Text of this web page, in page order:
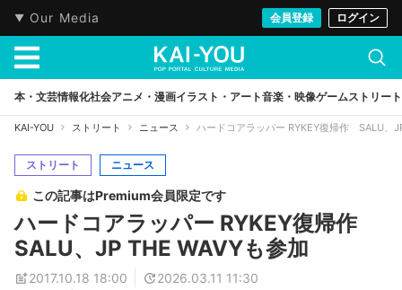
Our Media 会員登録 ログイン
本・文芸情報化社会アニメ・漫画イラスト・アート音楽・映像ゲームストリート
KAI-YOU ストリート ニュース ハードコアラッパー RYKEY復帰作 SALU、
ストリート ニュース
この記事はPremium会員限定です
ハードコアラッパー RYKEY復帰作
SALU、JP THE WAVYも参加
2017.10.18 18:00
2026.03.11 11:30